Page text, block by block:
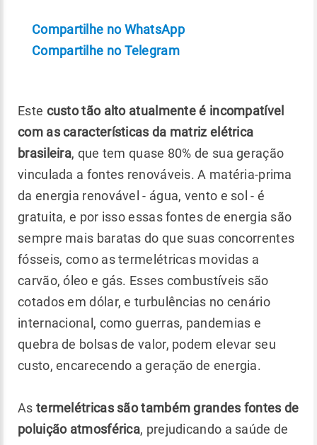
Compartilhe no WhatsApp
Compartilhe no Telegram
Este custo tão alto atualmente é incompatível
com as características da matriz elétrica
brasileira, que tem quase 80% de sua geração
vinculada a fontes renováveis. A matéria-prima
da energia renovável - água, vento e sol - é
gratuita, e por isso essas fontes de energia são
sempre mais baratas do que suas concorrentes
fósseis, como as termelétricas movidas a
carvão, óleo e gás. Esses combustíveis são
cotados em dólar, e turbulências no cenário
internacional, como guerras, pandemias e
quebra de bolsas de valor, podem elevar seu
custo, encarecendo a geração de energia.
As termelétricas são também grandes fontes de
poluição atmosférica, prejudicando a saúde de